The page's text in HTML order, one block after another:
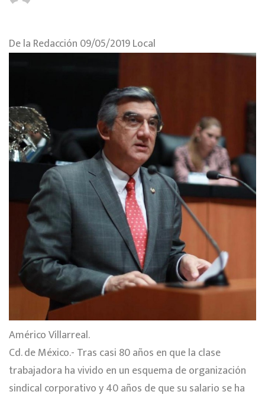
De la Redacción 09/05/2019Local
Américo Villarreal.
Cd. de México.- Tras casi 80 años en que la clase
trabajadora ha vivido en un esquema de organización
sindical corporativo y 40 años de que su salario se ha